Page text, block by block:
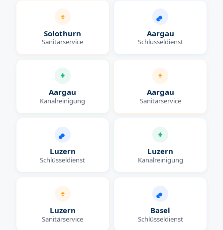
Solothurn
Sanitärservice
Aargau
Schlüsseldienst
Aargau
Kanalreinigung
Aargau
Sanitärservice
Luzern
Schlüsseldienst
Luzern
Kanalreinigung
Luzern
Sanitärservice
Basel
Schlüsseldienst